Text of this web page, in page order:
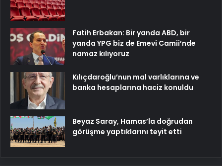
Fatih Erbakan: Bir yanda ABD, bir
yanda YPG biz de Emevi Camii’nde
namaz kılıyoruz
Kılıçdaroğlu’nun mal varlıklarına ve
banka hesaplarına haciz konuldu
Beyaz Saray, Hamas’la doğrudan
görüşme yaptıklarını teyit etti